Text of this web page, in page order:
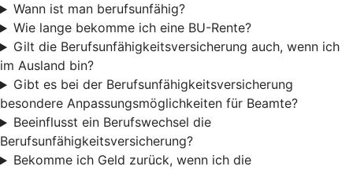
Wann ist man berufsunfähig?
Wie lange bekomme ich eine BU-Rente?
Gilt die Berufsunfähigkeitsversicherung auch, wenn ich
im Ausland bin?
Gibt es bei der Berufsunfähigkeitsversicherung
besondere Anpassungsmöglichkeiten für Beamte?
Beeinflusst ein Berufswechsel die
Berufsunfähigkeitsversicherung?
Bekomme ich Geld zurück, wenn ich die